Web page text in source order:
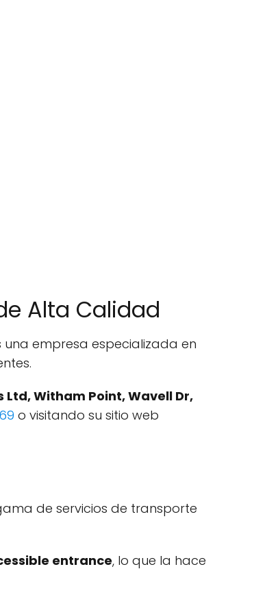
Alta Calidad
una empresa especializada en
Ltd, Witham Point, Wavell Dr,
o visitando su sitio web
de servicios de transporte
entrance, lo que la hace